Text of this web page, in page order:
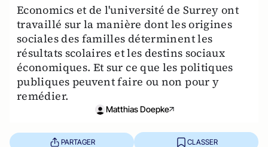
Economics et de l'université de Surrey ont
travaillé sur la manière dont les origines
sociales des familles déterminent les
résultats scolaires et les destins sociaux
économiques. Et sur ce que les politiques
publiques peuvent faire ou non pour y
remédier.
Matthias Doepke
PARTAGER CLASSER